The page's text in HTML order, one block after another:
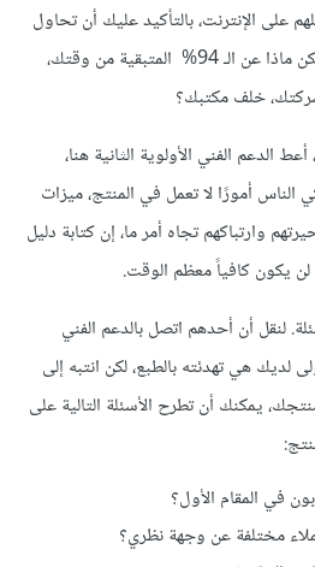
على الإنترنت،بالتأكيدعليك أنتحاول
ماذاعن الـ94% المتبقيةمن وقتك،
خلفمكتبك؟
أعطالدعم الفني الأولوية الثانيةهنا،
الناس أمورًالاتعمل في المنتج،ميزات
وارتباكهمتجاه أمرما،إنكتابة دليل
لن يكونكافياًمعظم الوقت.
.لنقل أن أحدهم اتصلبالدعم الفني
لديكهيتهدئتهبالطبع،لكن انتبه إلى
يمكنك أنتطرح الأسئلة التاليةعلى
:
في المقام الأول؟
مختلفةعن وجهةنظري؟